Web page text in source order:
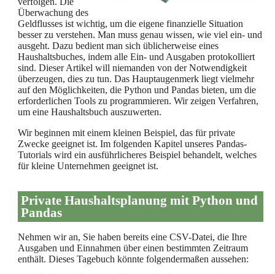
Überwachung des
Geldflusses ist wichtig, um die eigene finanzielle Situation
besser zu verstehen. Man muss genau wissen, wie viel ein- und
ausgeht. Dazu bedient man sich üblicherweise eines
Haushaltsbuches, indem alle Ein- und Ausgaben protokolliert
sind. Dieser Artikel will niemanden von der Notwendigkeit
überzeugen, dies zu tun. Das Hauptaugenmerk liegt vielmehr
auf den Möglichkeiten, die Python und Pandas bieten, um die
erforderlichen Tools zu programmieren. Wir zeigen Verfahren,
um eine Haushaltsbuch auszuwerten.
Wir beginnen mit einem kleinen Beispiel, das für private
Zwecke geeignet ist. Im folgenden Kapitel unseres Pandas-
Tutorials wird ein ausführlicheres Beispiel behandelt, welches
für kleine Unternehmen geeignet ist.
Private Haushaltsplanung mit Python und
Pandas
Nehmen wir an, Sie haben bereits eine CSV-Datei, die Ihre
Ausgaben und Einnahmen über einen bestimmten Zeitraum
enthält. Dieses Tagebuch könnte folgendermaßen aussehen: